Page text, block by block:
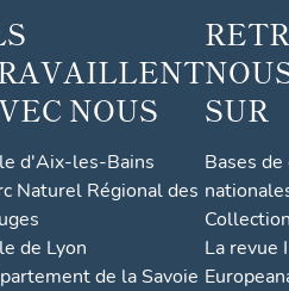
Deschaux
NOUS
d'Aix-les-Bains
Naturel Régional des
de Lyon
de la Savoie
SUR
Bases
La revue